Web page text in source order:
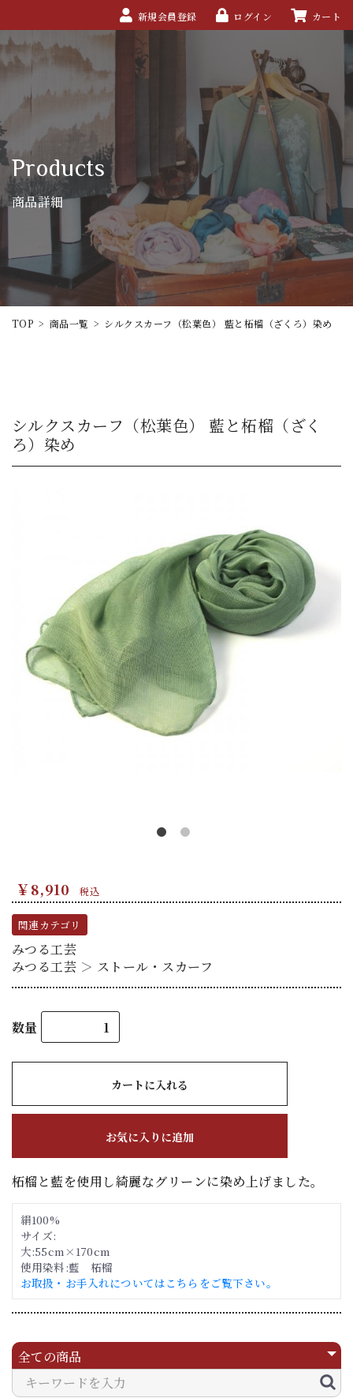
新規会員登録 ログイン カート
Products
商品詳細
TOP > 商品一覧 > シルクスカーフ（松葉色） 藍と柘榴（ざくろ）染め
シルクスカーフ（松葉色） 藍と柘榴（ざく
ろ）染め
￥8,910 税込
関連カテゴリ
みつる工芸
みつる工芸 ＞ ストール・スカーフ
数量
カートに入れる
お気に入りに追加
柘榴と藍を使用し綺麗なグリーンに染め上げました。
絹100%
サイズ:
大:55cm×170cm
使用染料:藍 柘榴
お取扱・お手入れについてはこちらをご覧下さい。